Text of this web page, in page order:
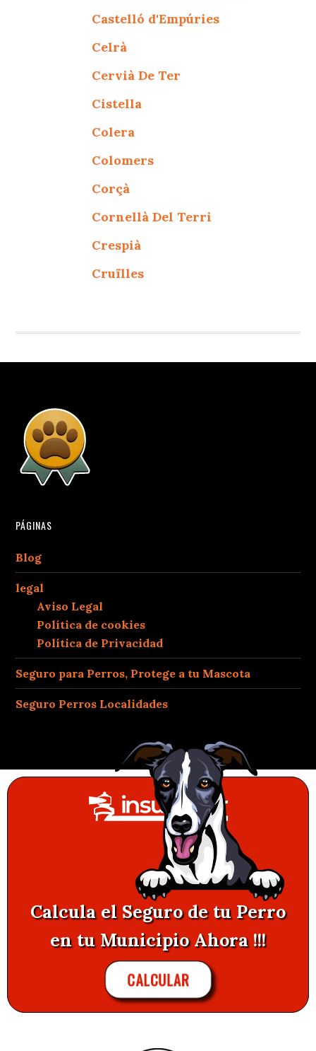
Castelló d'Empúries
Celrà
Cervià De Ter
Cistella
Colera
Colomers
Corçà
Cornellà Del Terri
Crespià
Cruïlles
PÁGINAS
Blog
legal
Aviso Legal
Política de cookies
Política de Privacidad
Seguro para Perros, Protege a tu Mascota
Seguro Perros Localidades
Calcula el Seguro de tu Perro
en tu Municipio Ahora !!!
CALCULAR